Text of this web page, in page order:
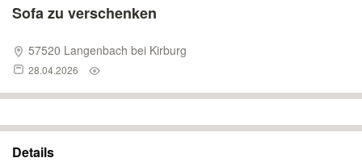
Sofa zu verschenken
57520 Langenbach bei Kirburg
28.04.2026
Details